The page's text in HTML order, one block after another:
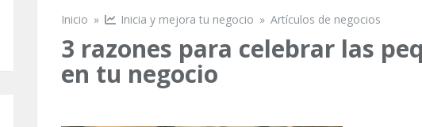
Se encuentra usted aquí
Inicio » Inicia y mejora tu negocio » Artículos de negocios
3 razones para celebrar las
en tu negocio